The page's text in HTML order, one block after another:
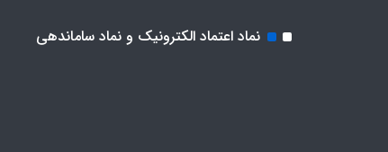
نماد اعتماد الکترونیک و نماد ساماندهی